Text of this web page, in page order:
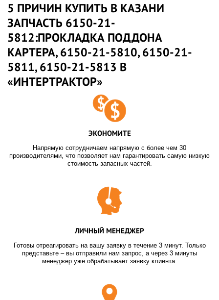
5 ПРИЧИН КУПИТЬ В КАЗАНИ
ЗАПЧАСТЬ 6150-21-
5812:ПРОКЛАДКА ПОДДОНА
КАРТЕРА, 6150-21-5810, 6150-21-
5811, 6150-21-5813 В
«ИНТЕРТРАКТОР»
ЭКОНОМИТЕ
Напрямую сотрудничаем напрямую с более чем 30
производителями, что позволяет нам гарантировать самую низкую
стоимость запасных частей.
ЛИЧНЫЙ МЕНЕДЖЕР
Готовы отреагировать на вашу заявку в течение 3 минут. Только
представьте – вы отправили нам запрос, а через 3 минуты
менеджер уже обрабатывает заявку клиента.